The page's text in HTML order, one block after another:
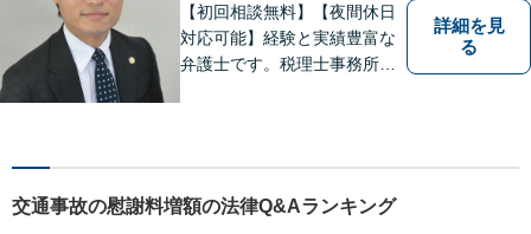
【初回相談無料】【夜間休日
対応可能】経験と実績豊富な
弁護士です。税理士事務所と
ての一番の喜びです。依頼者
の方の気持ちに寄り添い誠実
に対応することを心がけてい
詳細を見
る
交通事故の慰謝料増額の法律Q&Aランキング